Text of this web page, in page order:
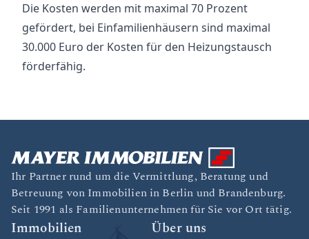
Die Kosten werden mit maximal 70 Prozent
gefördert, bei Einfamilienhäusern sind maximal
30.000 Euro der Kosten für den Heizungstausch
förderfähig.
Ihr Partner rund um die Vermittlung, Beratung und
Betreuung von Immobilien in Berlin und Brandenburg.
Seit 1991 als Familienunternehmen für Sie vor Ort tätig.
Immobilien Über uns